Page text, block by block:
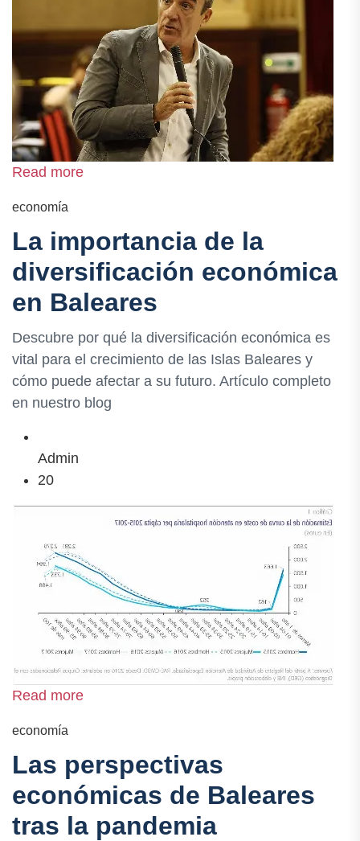
Read more
economía
La importancia de la
diversificación económica
en Baleares
Descubre por qué la diversificación económica es
vital para el crecimiento de las Islas Baleares y
cómo puede afectar a su futuro. Artículo completo
en nuestro blog
Admin
20
Read more
economía
Las perspectivas
económicas de Baleares
tras la pandemia